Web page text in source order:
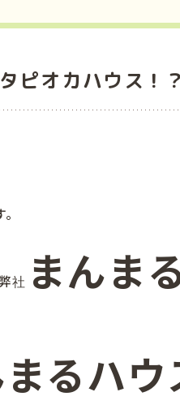
ピオカハウス！？
社 まんま
るハウ